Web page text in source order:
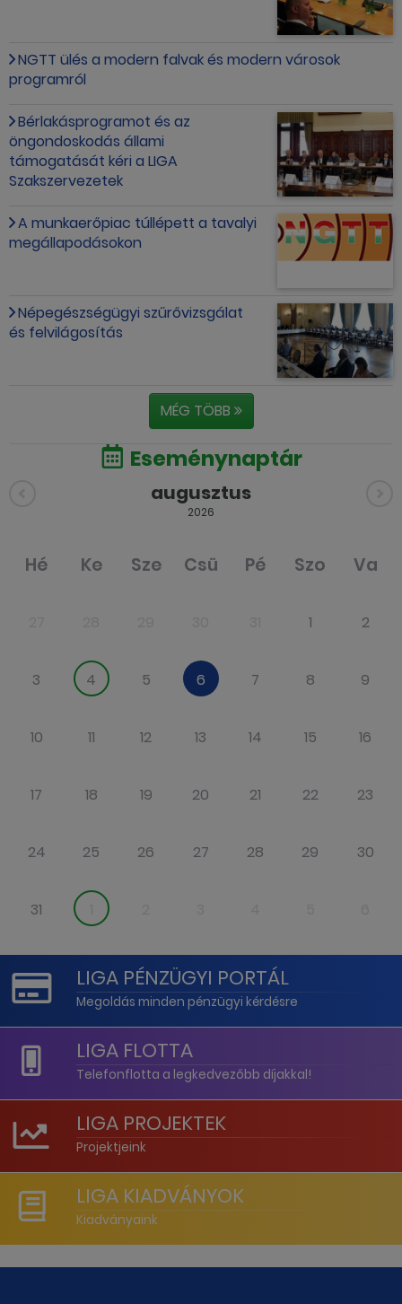
NGTT ülés a modern falvak és modern városok
programról
Bérlakásprogramot és az
öngondoskodás állami
támogatását kéri a LIGA
Szakszervezetek
A munkaerőpiac túllépett a tavalyi
megállapodásokon
Népegészségügyi szűrővizsgálat
és felvilágosítás
MÉG TÖBB
Eseménynaptár
augusztus
2026
Hé Ke Sze Csü Pé Szo Va
1 2
3 4 5 6 7 8 9
10 11 12 13 14 15 16
17 18 19 20 21 22 23
24 25 26 27 28 29 30
31
LIGA PÉNZÜGYI PORTÁL
Megoldás minden pénzügyi kérdésre
LIGA FLOTTA
Telefonflotta a legkedvezőbb díjakkal!
LIGA PROJEKTEK
Projektjeink
LIGA KIADVÁNYOK
Kiadványaink